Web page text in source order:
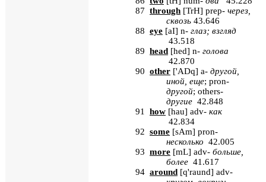
87 through [TrH] prep- через
сквозь 43.646
88 eye [aI] n- глаз; взгляд
43.518
89 head [hed] n- голова
42.870
90 other ['ADq] a- другой,
иной, еще; pron-
другой; others-
другие 42.848
91 how [hau] adv- как
42.834
92 some [sAm] pron-
несколько 42.005
93 more [mL] adv- больше,
более 41.617
94 around [q'raund] adv-